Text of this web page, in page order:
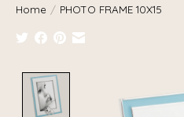
Home / PHOTO FRAME 10X15